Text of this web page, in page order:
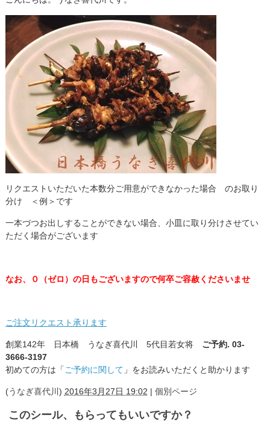
リクエストいただいた本数分ご用意ができなかった場合 のお取り
分け ＜例＞です
一本づつお出しすることができない場合、小皿に取り分けさせてい
ただく場合がございます
なお、０（ゼロ）の日もございますので何卒ご容赦くださいませ
ご注文リクエスト承ります
創業142年 日本橋 うなぎ喜代川 5代目若女将 ご予約. 03-
3666-3197
初めての方は「ご予約に関して 」をお読みいただくと助かります
(うなぎ喜代川 ) 2016年3月27日 19:02 | 個別ページ
このシール、もらってもいいですか？